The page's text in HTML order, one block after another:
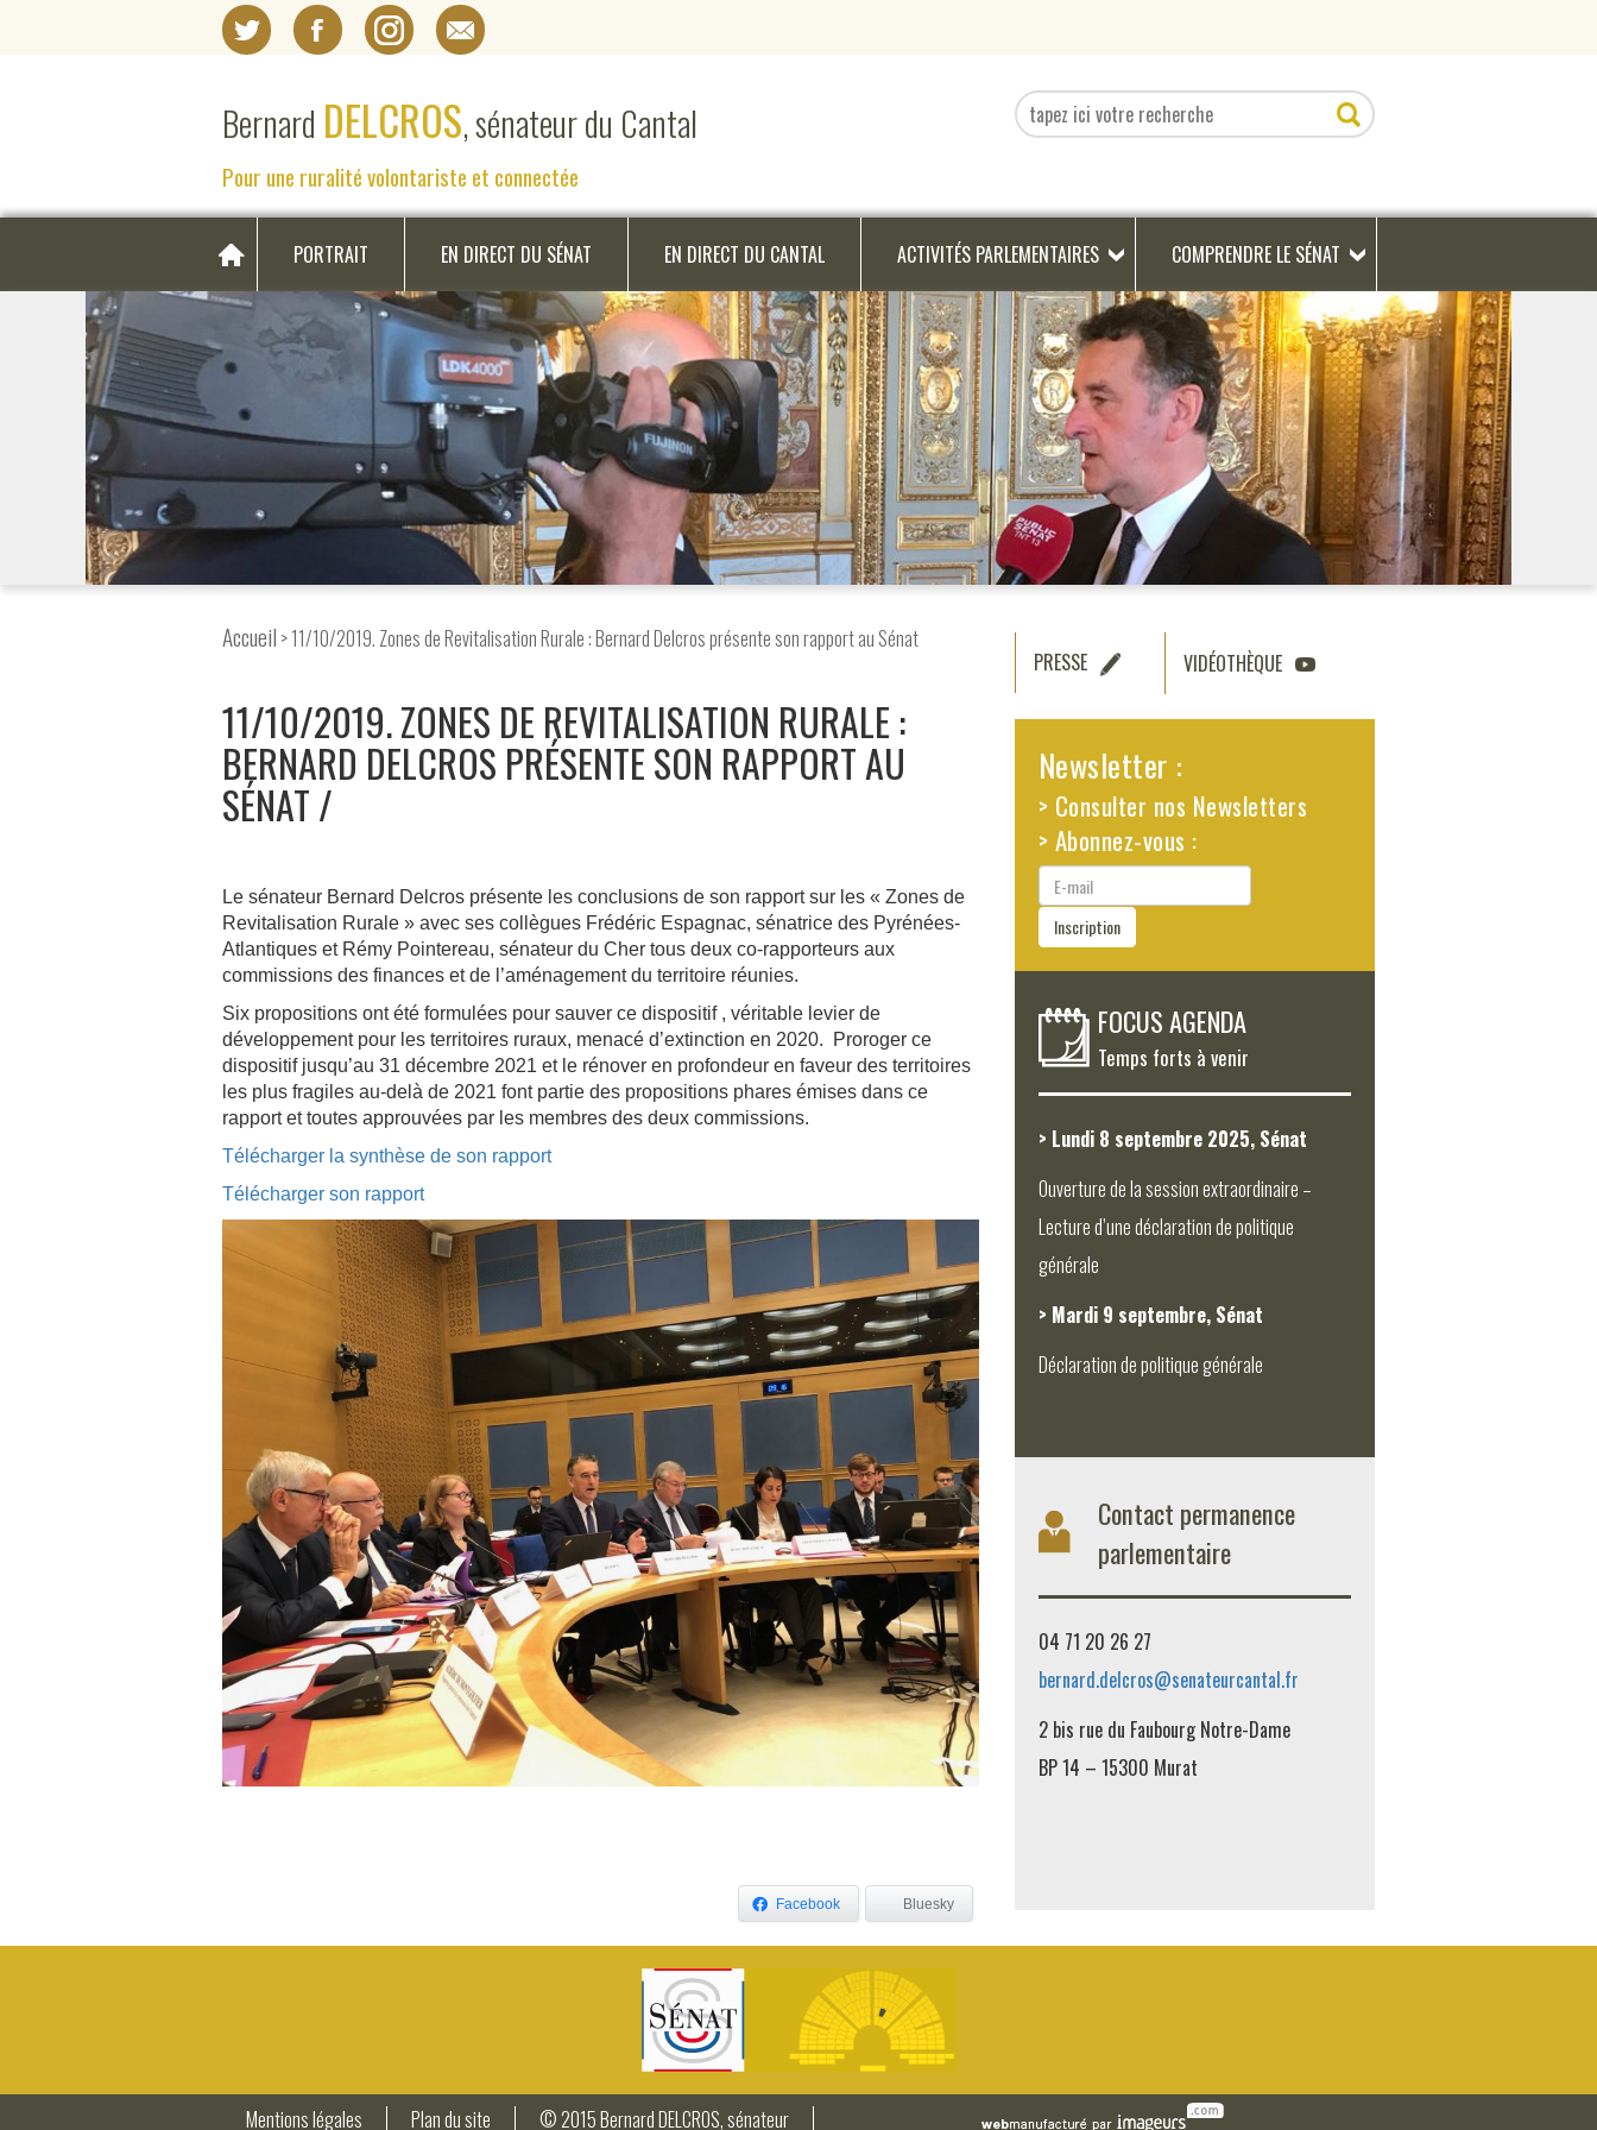
Bernard DELCROS, sénateur du Cantal
Pour une ruralité volontariste et connectée
PORTRAIT EN DIRECT DU SÉNAT EN DIRECT DU CANTAL ACTIVITÉS PARLEMENTAIRES COMPRENDRE LE SÉNAT
Accueil > 11/10/2019. Zones de Revitalisation Rurale : Bernard Delcros présente son rapport au Sénat
11/10/2019. ZONES DE REVITALISATION RURALE :
BERNARD DELCROS PRÉSENTE SON RAPPORT AU
SÉNAT
Le sénateur Bernard Delcros présente les conclusions de son rapport sur les « Zones de
Revitalisation Rurale » avec ses collègues Frédéric Espagnac, sénatrice des Pyrénées-
Atlantiques et Rémy Pointereau, sénateur du Cher tous deux co-rapporteurs aux
commissions des finances et de l’aménagement du territoire réunies.
Six propositions ont été formulées pour sauver ce dispositif , véritable levier de
développement pour les territoires ruraux, menacé d’extinction en 2020. Proroger ce
dispositif jusqu’au 31 décembre 2021 et le rénover en profondeur en faveur des territoires
les plus fragiles au-delà de 2021 font partie des propositions phares émises dans ce
rapport et toutes approuvées par les membres des deux commissions.
Télécharger la synthèse de son rapport
Télécharger son rapport
Facebook Bluesky
PRESSE VIDÉOTHÈQUE
Newsletter :
> Consulter nos Newsletters
> Abonnez-vous :
E-
mail
Inscription
FOCUS AGENDA
Temps forts à venir
> Lundi 8 septembre 2025, Sénat
Ouverture de la session extraordinaire –
Lecture d’une déclaration de politique
générale
> Mardi 9 septembre, Sénat
Déclaration de politique générale
Contact permanence
parlementaire
04 71 20 26 27
bernard.delcros@senateurcantal.fr
2 bis rue du Faubourg Notre-Dame
BP 14 – 15300 Murat
Mentions légales Plan du site © 2015 Bernard DELCROS, sénateur